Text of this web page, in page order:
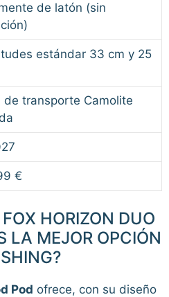
de latón (sin
estándar 33 cm y 25
de transporte Camolite
€
HORIZON DUO
LA MEJOR OPCIÓN
Pod ofrece, con su diseño